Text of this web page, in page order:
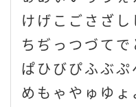
けげこごさざ
ちぢっつづて
ぱひびぴふぶ
めもゃやゅゆょ